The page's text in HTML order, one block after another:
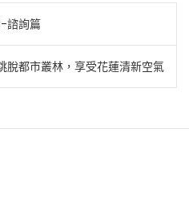
諮詢篇
脫都市叢林，享受花蓮清新空氣